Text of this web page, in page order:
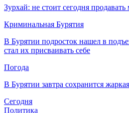
Зурхай: не стоит сегодня продавать
Криминальная Бурятия
В Бурятии подросток нашел в
стал их присваивать себе
Погода
В Бурятии завтра сохранится
Сегодня
Политика